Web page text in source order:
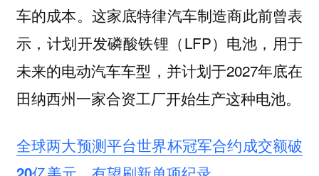
车的成本。这家底特律汽车制造商此前曾表
示，计划开发磷酸铁锂（LFP）电池，用于
未来的电动汽车车型，并计划于2027年底在
田纳西州一家合资工厂开始生产这种电池。
全球两大预测平台世界杯冠军合约成交额破